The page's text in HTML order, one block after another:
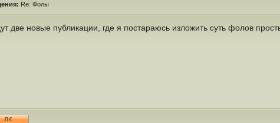
Re: Фолы
две новые публикации, где я постараюсь изложить суть фолов